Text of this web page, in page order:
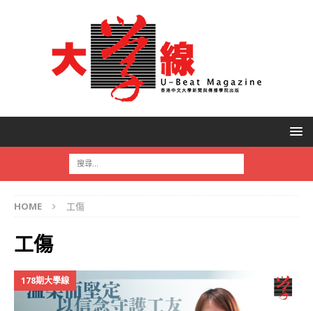
HOME 工傷
工傷
178期大學線